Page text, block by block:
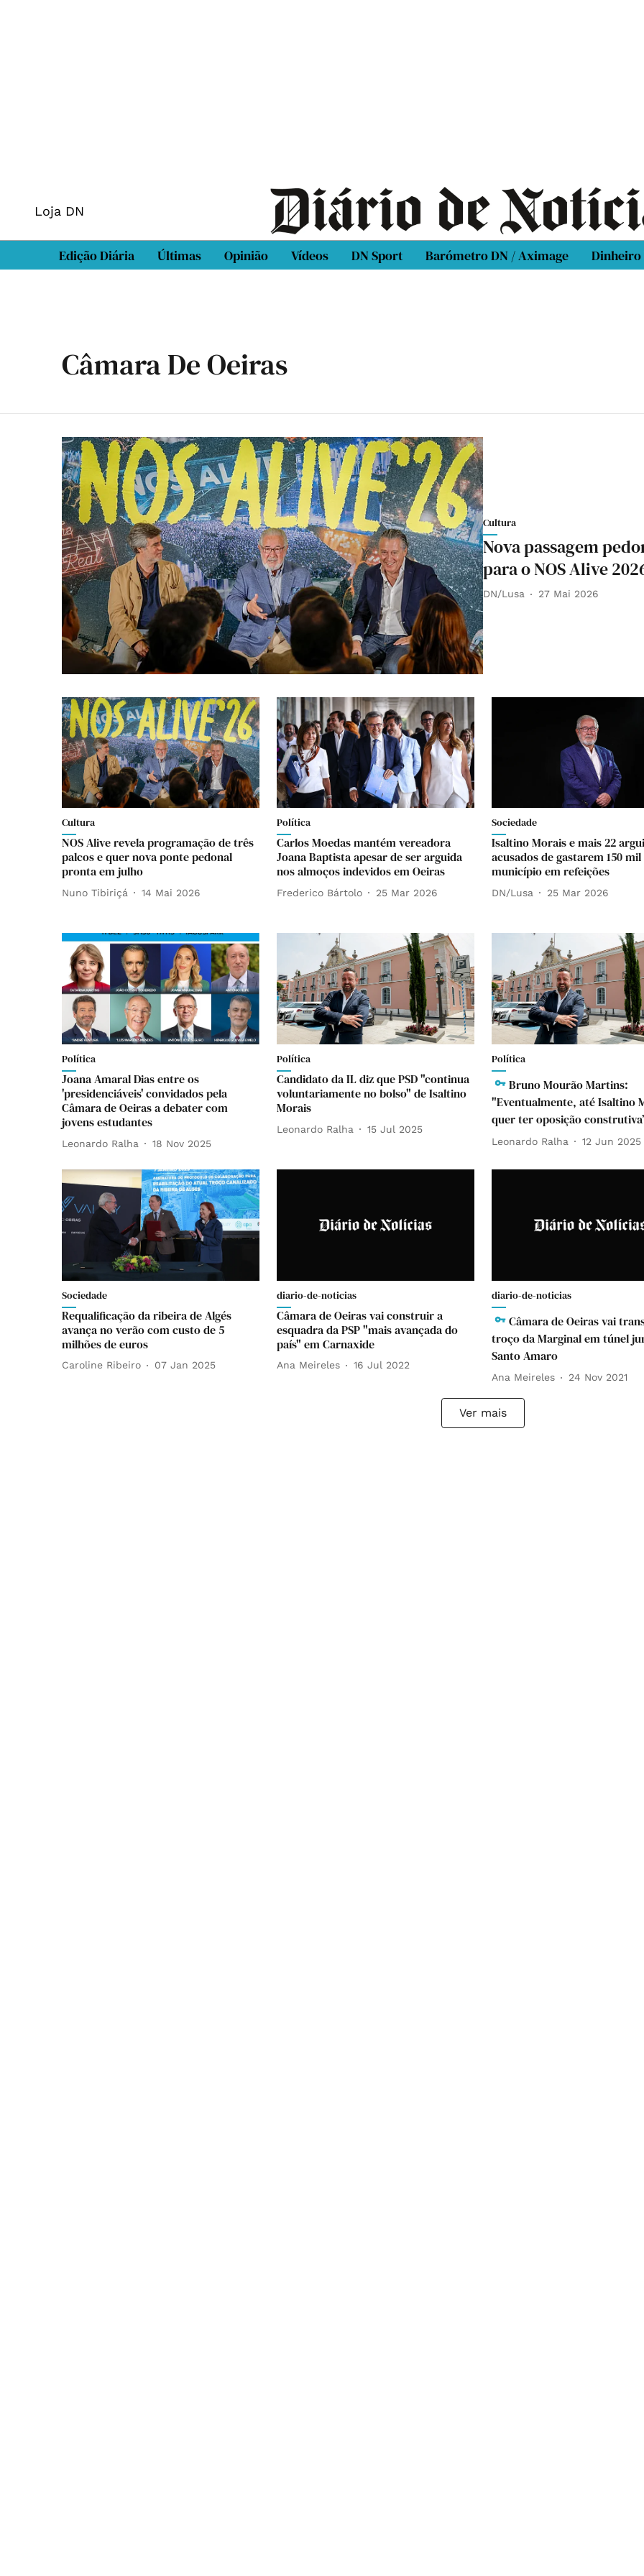
Loja DN
Edição Diária Últimas Opinião Vídeos DN Sport Barómetro DN / Aximage Dinheiro
Câmara De Oeiras
Cultura
Nova passagem
para o NOS Alive
DN/Lusa 27 Mai 2026
Cultura
NOS Alive revela programação de três
palcos e quer nova ponte pedonal
pronta em julho
Nuno Tibiriçá 14 Mai 2026
Política
Carlos Moedas mantém vereadora
Joana Baptista apesar de ser arguida
nos almoços indevidos em Oeiras
Frederico Bártolo 25 Mar 2026
Sociedade
Isaltino Morais e mais 22
acusados de gastarem 150
município em refeições
DN/Lusa 25 Mar 2026
Política
Joana Amaral Dias entre os
'presidenciáveis' convidados pela
Câmara de Oeiras a debater com
jovens estudantes
Leonardo Ralha 18 Nov 2025
Política
Candidato da IL diz que PSD "continua
voluntariamente no bolso" de Isaltino
Morais
Leonardo Ralha 15 Jul 2025
Política
Bruno Mourão Martins:
"Eventualmente, até Isaltino
quer ter oposição
Leonardo Ralha 12 Jun 2025
Sociedade
Requalificação da ribeira de Algés
avança no verão com custo de 5
milhões de euros
Caroline Ribeiro 07 Jan 2025
diario-de-noticias
Câmara de Oeiras vai construir a
esquadra da PSP "mais avançada do
país" em Carnaxide
Ana Meireles 16 Jul 2022
diario-de-noticias
Câmara de Oeiras vai
troço da Marginal em túnel
Santo Amaro
Ana Meireles 24 Nov 2021
Ver mais